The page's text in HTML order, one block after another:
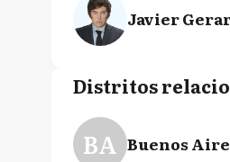
Javier
Distritos
BA Buenos